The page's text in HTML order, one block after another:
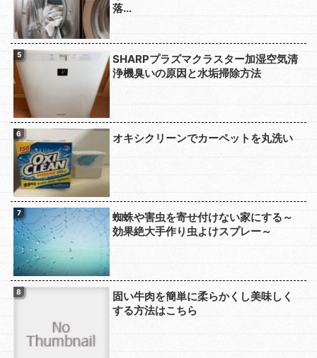
落...
SHARPプラズマクラスター加湿空気清
浄機臭いの原因と水垢掃除方法
オキシクリーンでカーペットを丸洗い
蜘蛛や害虫を寄せ付けない家にする～
効果絶大手作り虫よけスプレー～
固い牛肉を簡単に柔らかくし美味しく
する方法はこちら